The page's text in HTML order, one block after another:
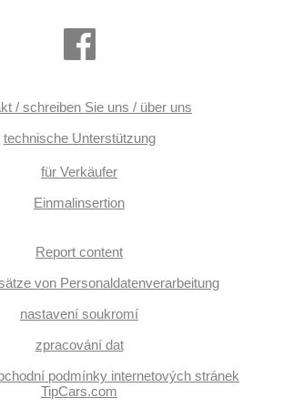
/ schreiben Sie uns / über uns
technische Unterstützung
für Verkäufer
Einmalinsertion
Report content
von Personaldatenverarbeitung
nastavení soukromí
zpracování dat
podmínky internetových stránek
TipCars.com